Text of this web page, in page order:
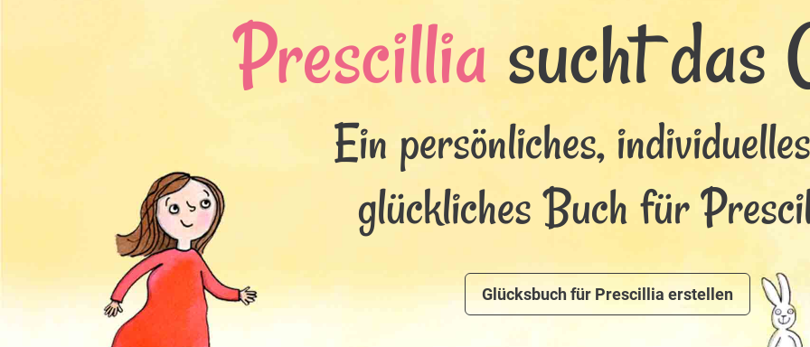
Prescillia sucht das
Ein persönliches,
glückliches Buch für
Glücksbuch für Prescillia erstellen